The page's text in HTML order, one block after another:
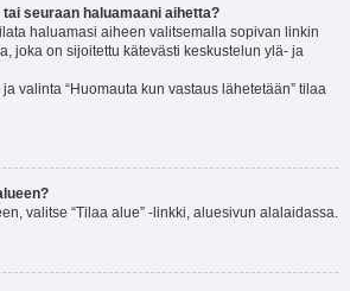
seuraan haluamaani aihetta?
haluamasi aiheen valitsemalla sopivan linkin
joka on sijoitettu kätevästi keskustelun ylä- ja
valinta “Huomauta kun vastaus lähetetään” tilaa
valitse “Tilaa alue” -linkki, aluesivun alalaidassa.